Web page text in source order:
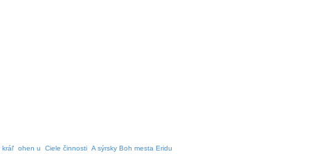
kráľ ohen u Ciele činnosti A sýrsky Boh mesta Eridu